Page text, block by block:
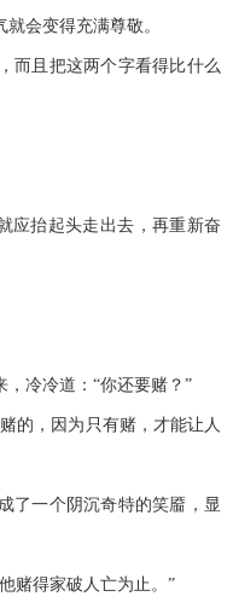
会变得充满尊敬。
且把这两个字看得比什么
抬起头走出去，再重新奋
冷冷道：“你还要赌？”
，因为只有赌，才能让人
一个阴沉奇特的笑靥，显
得家破人亡为止。”